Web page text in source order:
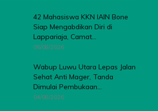
42 Mahasiswa KKN IAIN Bone
Siap Mengabdikan Diri di
Lappariaja, Camat...
06/08/2026
Wabup Luwu Utara Lepas Jalan
Sehat Anti Mager, Tanda
Dimulai Pembukaan...
04/08/2026